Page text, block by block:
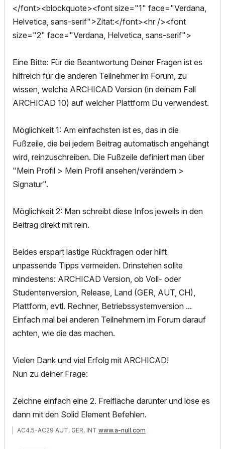
</font><blockquote><font size="1" face="Verdana,
Helvetica, sans-serif">Zitat:</font><hr /><font
size="2" face="Verdana, Helvetica, sans-serif">
Eine Bitte: Für die Beantwortung Deiner Fragen ist es
hilfreich für die anderen Teilnehmer im Forum, zu
wissen, welche ARCHICAD Version (in deinem Fall
ARCHICAD 10) auf welcher Plattform Du verwendest.
Möglichkeit 1: Am einfachsten ist es, das in die
Fußzeile, die bei jedem Beitrag automatisch angehängt
wird, reinzuschreiben. Die Fußzeile definiert man über
"Mein Profil > Mein Profil ansehen/verändern >
Signatur".
Möglichkeit 2: Man schreibt diese Infos jeweils in den
Beitrag direkt mit rein.
Beides erspart lästige Rückfragen oder hilft
unpassende Tipps vermeiden. Drinstehen sollte
mindestens: ARCHICAD Version, ob Voll- oder
Studentenversion, Release, Land (GER, AUT, CH),
Plattform, evtl. Rechner, Betriebssystemversion ...
Einfach mal bei anderen Teilnehmern im Forum darauf
achten, wie die das machen.
Vielen Dank und viel Erfolg mit ARCHICAD!
Nun zu deiner Frage:
Zeichne einfach eine 2. Freifläche darunter und löse es
dann mit den Solid Element Befehlen.
AC4.5-AC29 AUT, GER, INT www.a-null.com